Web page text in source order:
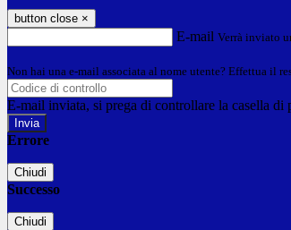
button close ×
E-mail Verrà inviato
Non hai una e-mail associata al nome utente? Effettua il
E-mail inviata, si prega di controllare la casella di
Errore
Chiudi
Successo
Chiudi